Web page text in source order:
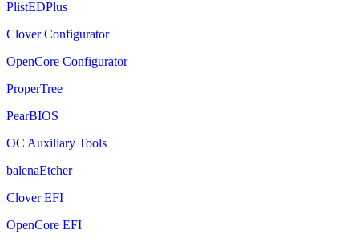
PlistEDPlus
Clover Configurator
OpenCore Configurator
ProperTree
PearBIOS
OC Auxiliary Tools
balenaEtcher
Clover EFI
OpenCore EFI